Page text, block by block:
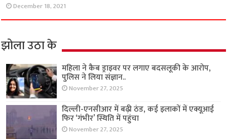
December 18, 2021
झोला उठा के
महिला ने कैब ड्राइवर पर लगाए बदसलूकी के आरोप,
पुलिस ने लिया संज्ञान..
November 27, 2025
दिल्ली-एनसीआर में बढ़ी ठंड, कई इलाकों में एक्यूआई
फिर ‘गंभीर’ स्थिति में पहुंचा
November 27, 2025